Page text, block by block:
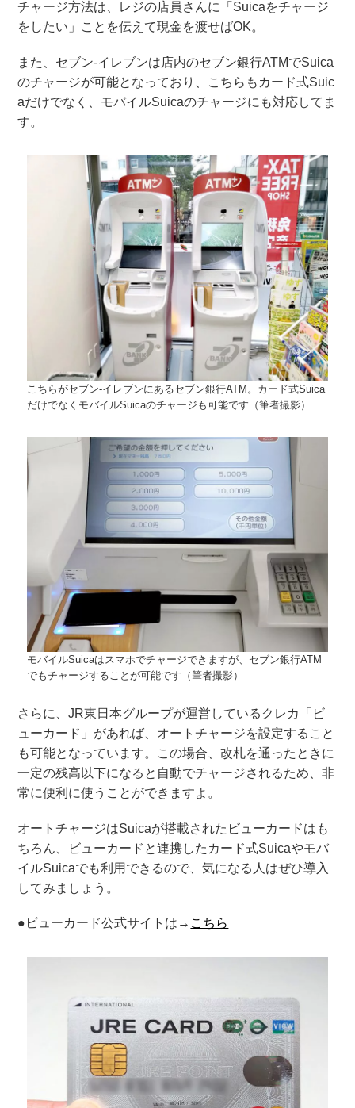
チャージ方法は、レジの店員さんに「Suicaをチャージ
をしたい」ことを伝えて現金を渡せばOK。
また、セブン-イレブンは店内のセブン銀行ATMでSuica
のチャージが可能となっており、こちらもカード式Suic
aだけでなく、モバイルSuicaのチャージにも対応してま
す。
こちらがセブン-イレブンにあるセブン銀行ATM。カード式Suica
だけでなくモバイルSuicaのチャージも可能です（筆者撮影）
モバイルSuicaはスマホでチャージできますが、セブン銀行ATM
でもチャージすることが可能です（筆者撮影）
さらに、JR東日本グループが運営しているクレカ「ビ
ューカード」があれば、オートチャージを設定すること
も可能となっています。この場合、改札を通ったときに
一定の残高以下になると自動でチャージされるため、非
常に便利に使うことができますよ。
オートチャージはSuicaが搭載されたビューカードはも
ちろん、ビューカードと連携したカード式Suicaやモバ
イルSuicaでも利用できるので、気になる人はぜひ導入
してみましょう。
●ビューカード公式サイトは→ こちら